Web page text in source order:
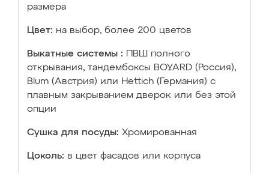
размера
Цвет: на выбор, более 200 цветов
Выкатные системы :
ПВШ полного
открывания, тандембоксы BOYARD (Россия),
Blum (Австрия) или Hettich (Германия) с
плавным закрыванием дверок или без этой
опции
Сушка для посуды: Хромированная
Цоколь: в цвет фасадов или корпуса